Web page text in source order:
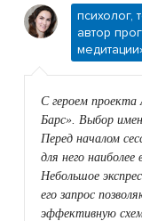
психолог,
автор
С героем проекта
Барс». Выбор
Перед началом
для него
Небольшое
его запрос
эффективную